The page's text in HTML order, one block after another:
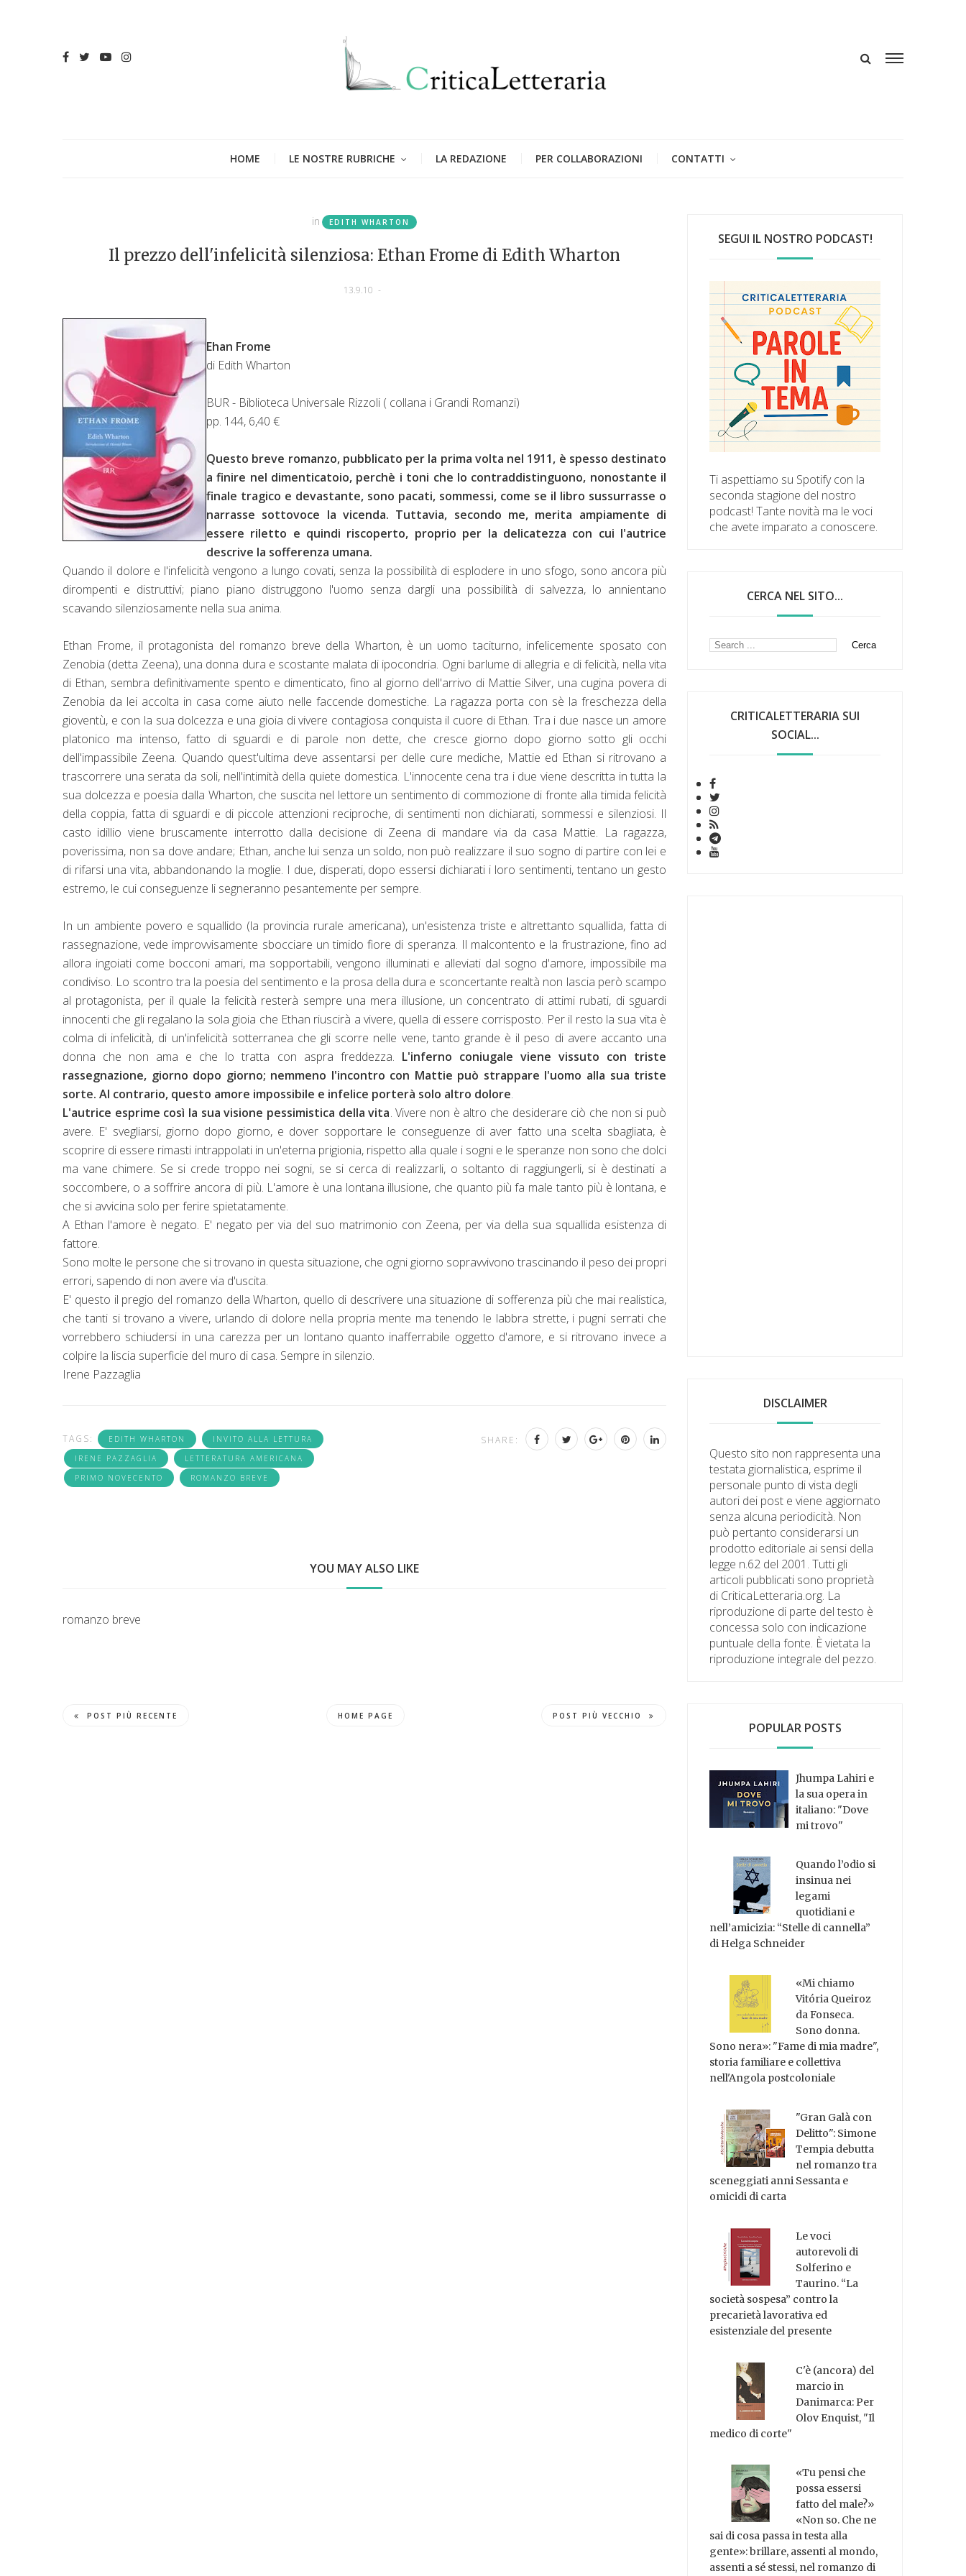
HOME LE NOSTRE RUBRICHE LA REDAZIONE PER COLLABORAZIONI CONTATTI
in EDITH WHARTON
Il prezzo dell'infelicità silenziosa: Ethan Frome di Edith Wharton
13.9.10 -
Ehan Frome
di Edith Wharton
BUR - Biblioteca Universale Rizzoli ( collana i Grandi Romanzi)
pp. 144, 6,40 €
Questo breve romanzo, pubblicato per la prima volta nel 1911, è spesso destinato
a finire nel dimenticatoio, perchè i toni che lo contraddistinguono, nonostante il
finale tragico e devastante, sono pacati, sommessi, come se il libro sussurrasse o
narrasse sottovoce la vicenda. Tuttavia, secondo me, merita ampiamente di
essere riletto e quindi riscoperto, proprio per la delicatezza con cui l'autrice
descrive la sofferenza umana.
Quando il dolore e l'infelicità vengono a lungo covati, senza la possibilità di esplodere in uno sfogo, sono ancora più
dirompenti e distruttivi; piano piano distruggono l'uomo senza dargli una possibilità di salvezza, lo annientano
scavando silenziosamente nella sua anima.
Ethan Frome, il protagonista del romanzo breve della Wharton, è un uomo taciturno, infelicemente sposato con
Zenobia (detta Zeena), una donna dura e scostante malata di ipocondria. Ogni barlume di allegria e di felicità, nella vita
di Ethan, sembra definitivamente spento e dimenticato, fino al giorno dell'arrivo di Mattie Silver, una cugina povera di
Zenobia da lei accolta in casa come aiuto nelle faccende domestiche. La ragazza porta con sè la freschezza della
gioventù, e con la sua dolcezza e una gioia di vivere contagiosa conquista il cuore di Ethan. Tra i due nasce un amore
platonico ma intenso, fatto di sguardi e di parole non dette, che cresce giorno dopo giorno sotto gli occhi
dell'impassibile Zeena. Quando quest'ultima deve assentarsi per delle cure mediche, Mattie ed Ethan si ritrovano a
trascorrere una serata da soli, nell'intimità della quiete domestica. L'innocente cena tra i due viene descritta in tutta la
sua dolcezza e poesia dalla Wharton, che suscita nel lettore un sentimento di commozione di fronte alla timida felicità
della coppia, fatta di sguardi e di piccole attenzioni reciproche, di sentimenti non dichiarati, sommessi e silenziosi. Il
casto idillio viene bruscamente interrotto dalla decisione di Zeena di mandare via da casa Mattie. La ragazza,
poverissima, non sa dove andare; Ethan, anche lui senza un soldo, non può realizzare il suo sogno di partire con lei e
di rifarsi una vita, abbandonando la moglie. I due, disperati, dopo essersi dichiarati i loro sentimenti, tentano un gesto
estremo, le cui conseguenze li segneranno pesantemente per sempre.
In un ambiente povero e squallido (la provincia rurale americana), un'esistenza triste e altrettanto squallida, fatta di
rassegnazione, vede improvvisamente sbocciare un timido fiore di speranza. Il malcontento e la frustrazione, fino ad
allora ingoiati come bocconi amari, ma sopportabili, vengono illuminati e alleviati dal sogno d'amore, impossibile ma
condiviso. Lo scontro tra la poesia del sentimento e la prosa della dura e sconcertante realtà non lascia però scampo
al protagonista, per il quale la felicità resterà sempre una mera illusione, un concentrato di attimi rubati, di sguardi
innocenti che gli regalano la sola gioia che Ethan riuscirà a vivere, quella di essere corrisposto. Per il resto la sua vita è
colma di infelicità, di un'infelicità sotterranea che gli scorre nelle vene, tanto grande è il peso di avere accanto una
donna che non ama e che lo tratta con aspra freddezza. L'inferno coniugale viene vissuto con triste
rassegnazione, giorno dopo giorno; nemmeno l'incontro con Mattie può strappare l'uomo alla sua triste
sorte. Al contrario, questo amore impossibile e infelice porterà solo altro dolore.
L'autrice esprime così la sua visione pessimistica della vita. Vivere non è altro che desiderare ciò che non si può
avere. E' svegliarsi, giorno dopo giorno, e dover sopportare le conseguenze di aver fatto una scelta sbagliata, è
scoprire di essere rimasti intrappolati in un'eterna prigionia, rispetto alla quale i sogni e le speranze non sono che dolci
ma vane chimere. Se si crede troppo nei sogni, se si cerca di realizzarli, o soltanto di raggiungerli, si è destinati a
soccombere, o a soffrire ancora di più. L'amore è una lontana illusione, che quanto più fa male tanto più è lontana, e
che si avvicina solo per ferire spietatamente.
A Ethan l'amore è negato. E' negato per via del suo matrimonio con Zeena, per via della sua squallida esistenza di
fattore.
Sono molte le persone che si trovano in questa situazione, che ogni giorno sopravvivono trascinando il peso dei propri
errori, sapendo di non avere via d'uscita.
E' questo il pregio del romanzo della Wharton, quello di descrivere una situazione di sofferenza più che mai realistica,
che tanti si trovano a vivere, urlando di dolore nella propria mente ma tenendo le labbra strette, i pugni serrati che
vorrebbero schiudersi in una carezza per un lontano quanto inafferrabile oggetto d'amore, e si ritrovano invece a
colpire la liscia superficie del muro di casa. Sempre in silenzio.
Irene Pazzaglia
TAGS: EDITH WHARTON
INVITO ALLA LETTURA
IRENE PAZZAGLIA
LETTERATURA AMERICANA
PRIMO NOVECENTO
ROMANZO BREVE
SHARE:
YOU MAY ALSO LIKE
romanzo breve
POST PIÙ RECENTE HOME PAGE POST PIÙ VECCHIO
SEGUI IL NOSTRO PODCAST!
Ti aspettiamo su Spotify con la
seconda stagione del nostro
podcast! Tante novità ma le voci
che avete imparato a conoscere.
CERCA NEL SITO...
CRITICALETTERARIA SUI
SOCIAL...
DISCLAIMER
Questo sito non rappresenta una
testata giornalistica, esprime il
personale punto di vista degli
autori dei post e viene aggiornato
senza alcuna periodicità. Non
può pertanto considerarsi un
prodotto editoriale ai sensi della
legge n.62 del 2001. Tutti gli
articoli pubblicati sono proprietà
di CriticaLetteraria.org. La
riproduzione di parte del testo è
concessa solo con indicazione
puntuale della fonte. È vietata la
riproduzione integrale del pezzo.
POPULAR POSTS
Jhumpa Lahiri e
la sua opera in
italiano: "Dove
mi trovo"
Quando l’odio si
insinua nei
legami
quotidiani e
nell’amicizia: “Stelle di cannella”
di Helga Schneider
«Mi chiamo
Vitória Queiroz
da Fonseca.
Sono donna.
Sono nera»: "Fame di mia madre",
storia familiare e collettiva
nell'Angola postcoloniale
"Gran Galà con
Delitto": Simone
Tempia debutta
nel romanzo tra
sceneggiati anni Sessanta e
omicidi di carta
Le voci
autorevoli di
Solferino e
Taurino. “La
società sospesa” contro la
precarietà lavorativa ed
esistenziale del presente
C'è (ancora) del
marcio in
Danimarca: Per
Olov Enquist, "Il
medico di corte"
«Tu pensi che
possa essersi
fatto del male?»
«Non so. Che ne
sai di cosa passa in testa alla
gente»: brillare, assenti al mondo,
assenti a sé stessi, nel romanzo di